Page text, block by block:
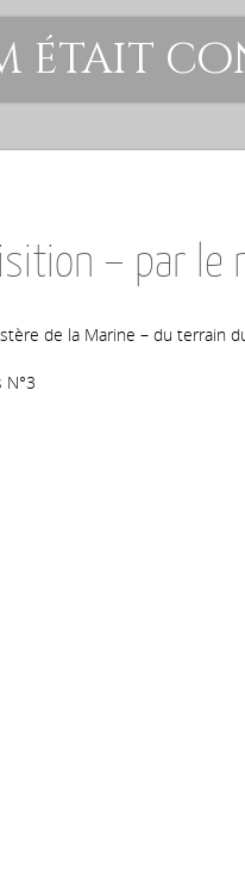
était
– par le
de la Marine – du terrain
N°3